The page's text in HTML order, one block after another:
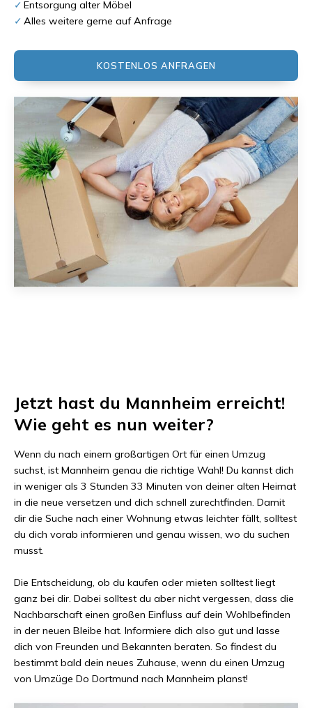
Entsorgung alter Möbel
Alles weitere gerne auf Anfrage
KOSTENLOS ANFRAGEN
Jetzt hast du Mannheim erreicht!
Wie geht es nun weiter?
Wenn du nach einem großartigen Ort für einen Umzug
suchst, ist Mannheim genau die richtige Wahl! Du kannst dich
in weniger als 3 Stunden 33 Minuten von deiner alten Heimat
in die neue versetzen und dich schnell zurechtfinden. Damit
dir die Suche nach einer Wohnung etwas leichter fällt, solltest
du dich vorab informieren und genau wissen, wo du suchen
musst.
Die Entscheidung, ob du kaufen oder mieten solltest liegt
ganz bei dir. Dabei solltest du aber nicht vergessen, dass die
Nachbarschaft einen großen Einfluss auf dein Wohlbefinden
in der neuen Bleibe hat. Informiere dich also gut und lasse
dich von Freunden und Bekannten beraten. So findest du
bestimmt bald dein neues Zuhause, wenn du einen Umzug
von Umzüge Do Dortmund nach Mannheim planst!